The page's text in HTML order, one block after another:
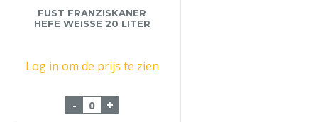
FUST FRANZISKANER
HEFE WEISSE 20 LITER
Log in om de prijs te zien
- Fust Franziskaner Hefe Weisse 20 liter
+